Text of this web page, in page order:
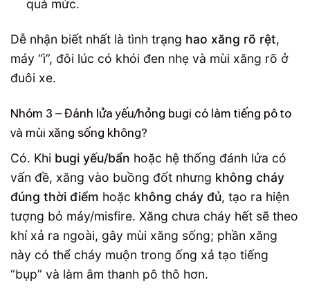
quá mức.
Dễ nhận biết nhất là tình trạng hao xăng rõ rệt,
máy “ì”, đôi lúc có khói đen nhẹ và mùi xăng rõ ở
đuôi xe.
Nhóm 3 – Đánh lửa yếu/hỏng bugi có làm tiếng pô to
và mùi xăng sống không?
Có. Khi bugi yếu/bẩn hoặc hệ thống đánh lửa có
vấn đề, xăng vào buồng đốt nhưng không cháy
đúng thời điểm hoặc không cháy đủ, tạo ra hiện
tượng bỏ máy/misfire. Xăng chưa cháy hết sẽ theo
khí xả ra ngoài, gây mùi xăng sống; phần xăng
này có thể cháy muộn trong ống xả tạo tiếng
“bụp” và làm âm thanh pô thô hơn.